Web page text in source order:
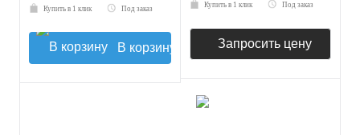
Купить в 1 клик Под заказ
В корзину
Купить в 1 клик Под заказ
Запросить цену